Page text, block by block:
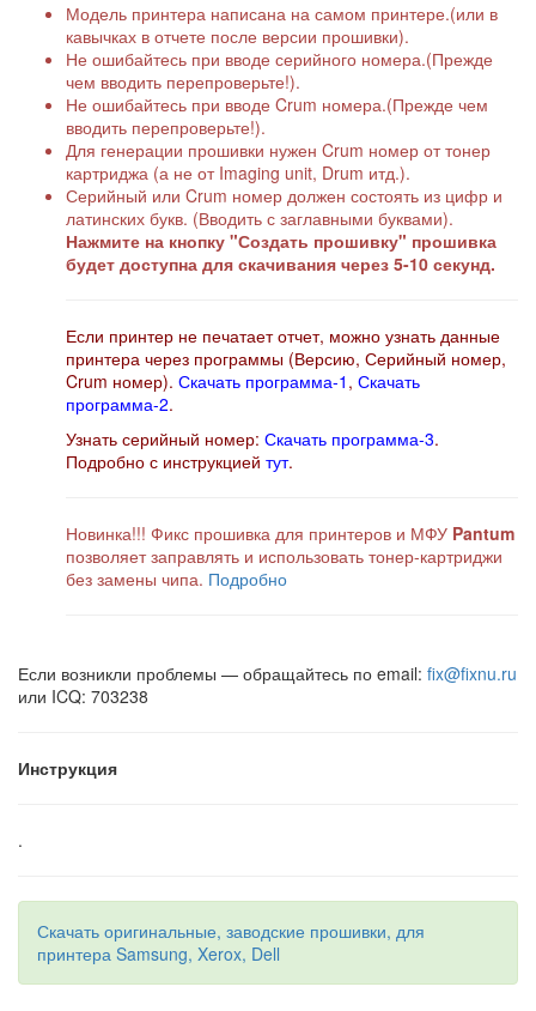
Модель принтера написана на самом принтере.(или в
кавычках в отчете после версии прошивки).
Не ошибайтесь при вводе серийного номера.(Прежде
чем вводить перепроверьте!).
Не ошибайтесь при вводе Crum номера.(Прежде чем
вводить перепроверьте!).
Для генерации прошивки нужен Crum номер от тонер
картриджа (а не от Imaging unit, Drum итд.).
Серийный или Crum номер должен состоять из цифр и
латинских букв. (Вводить с заглавными буквами).
Нажмите на кнопку "Создать прошивку" прошивка
будет доступна для скачивания через 5-10 секунд.
Если принтер не печатает отчет, можно узнать данные
принтера через программы (Версию, Серийный номер,
Crum номер). Скачать программа-1 , Скачать
программа-2.
Узнать серийный номер: Скачать программа-3.
Подробно с инструкцией тут.
Новинка!!! Фикс прошивка для принтеров и МФУ Pantum
позволяет заправлять и использовать тонер-картриджи
без замены чипа. Подробно
Если возникли проблемы — обращайтесь по email: fix@fixnu.ru
или ICQ: 703238
Инструкция
.
Скачать оригинальные, заводские прошивки, для
принтера Samsung, Xerox, Dell